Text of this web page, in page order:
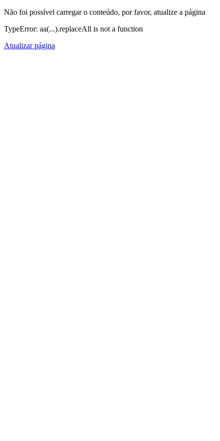
Não foi possível carregar o conteúdo, por favor, atualize a página
TypeError: aa(...).replaceAll is not a function
Atualizar página